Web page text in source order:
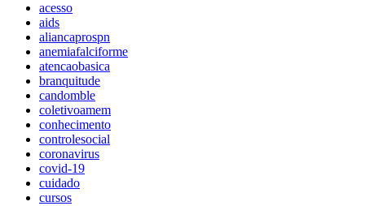
acesso
aids
aliancaprospn
anemiafalciforme
atencaobasica
branquitude
candomble
coletivoamem
conhecimento
controlesocial
coronavirus
covid-19
cuidado
cursos